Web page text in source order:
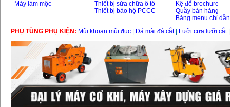
Máy làm mộc
Thiết bị sửa chữa ô tô
Thiết bị bảo hộ PCCC
Kệ để brochure
Quầy bán hàng
Bảng menu chỉ dẫn
PHỤ TÙNG PHỤ KIỆN: Mũi khoan mũi đục Đá mài đá cắt| Lưỡi cưa lưỡi cắt